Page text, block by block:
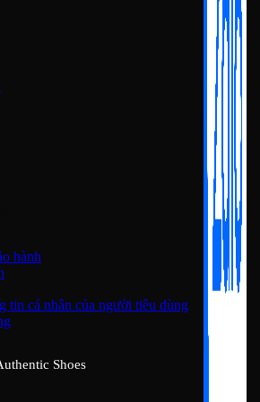
hành
tin cá nhân của người tiêu dùng
Shoes